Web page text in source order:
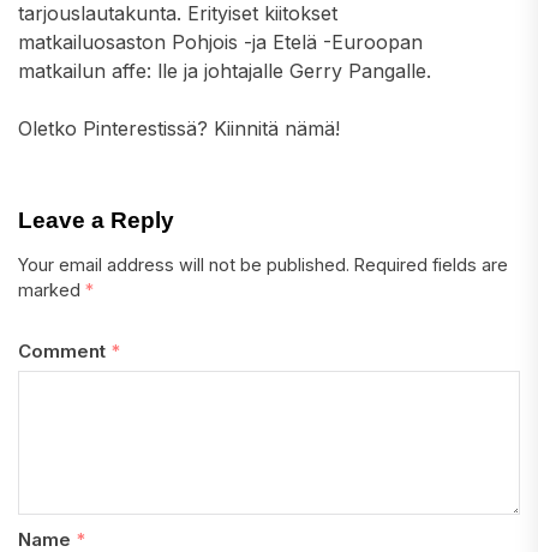
tarjouslautakunta. Erityiset kiitokset
matkailuosaston Pohjois -ja Etelä -Euroopan
matkailun affe: lle ja johtajalle Gerry Pangalle.
Oletko Pinterestissä? Kiinnitä nämä!
Leave a Reply
Your email address will not be published. Required fields are
marked *
Comment *
Name *